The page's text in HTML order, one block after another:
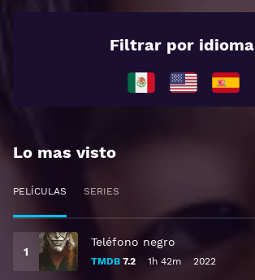
Filtrar por idioma
Lo mas visto
PELÍCULAS SERIES
Teléfono negro
TMDB 7.2 1h 42m 2022